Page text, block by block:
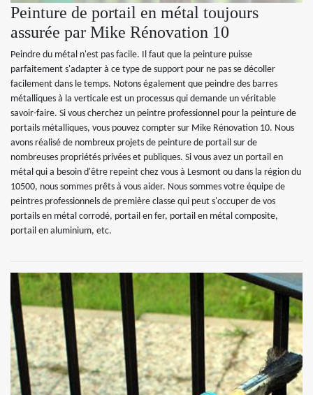
Peinture de portail en métal toujours
assurée par Mike Rénovation 10
Peindre du métal n'est pas facile. Il faut que la peinture puisse
parfaitement s'adapter à ce type de support pour ne pas se décoller
facilement dans le temps. Notons également que peindre des barres
métalliques à la verticale est un processus qui demande un véritable
savoir-faire. Si vous cherchez un peintre professionnel pour la peinture de
portails métalliques, vous pouvez compter sur Mike Rénovation 10. Nous
avons réalisé de nombreux projets de peinture de portail sur de
nombreuses propriétés privées et publiques. Si vous avez un portail en
métal qui a besoin d'être repeint chez vous à Lesmont ou dans la région du
10500, nous sommes prêts à vous aider. Nous sommes votre équipe de
peintres professionnels de première classe qui peut s'occuper de vos
portails en métal corrodé, portail en fer, portail en métal composite,
portail en aluminium, etc.